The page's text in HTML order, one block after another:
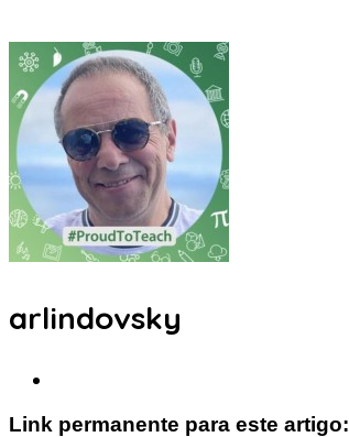
arlindovsky
Link permanente para este artigo: